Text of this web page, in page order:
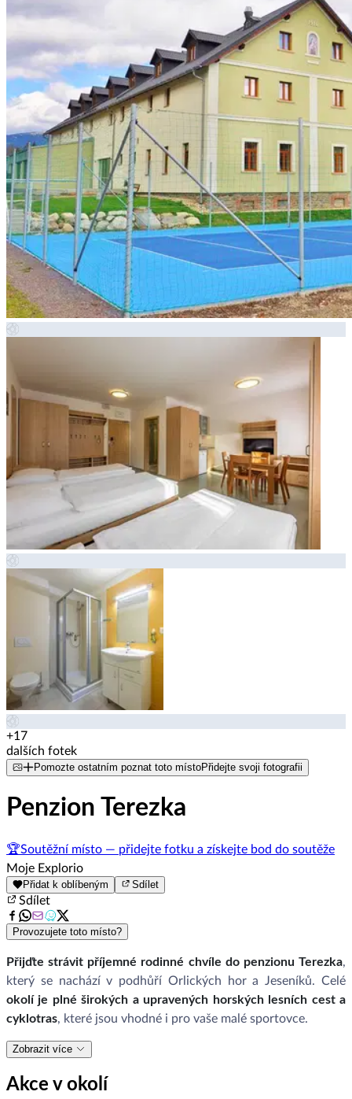
+17
dalších fotek
Pomozte ostatním poznat toto místoPřidejte svoji fotografii
Penzion Terezka
🏆Soutěžní místo — přidejte fotku a získejte bod do soutěže
Moje Explorio
Přidat k oblíbeným Sdílet
Sdílet
Provozujete toto místo?
Přijďte strávit příjemné rodinné chvíle do penzionu Terezka,
který se nachází v podhůří Orlických hor a Jeseníků. Celé
okolí je plné širokých a upravených horských lesních cest a
cyklotras, které jsou vhodné i pro vaše malé sportovce.
Zobrazit více
Akce v okolí